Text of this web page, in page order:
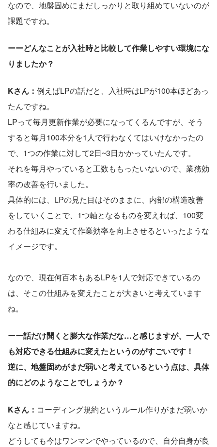
なので、地盤固めにまだしっかりと取り組めていないのが
課題ですね。
ーーどんなことが入社時と比較して作業しやすい環境にな
りましたか？
Kさん： 例えばLPの話だと、入社時はLPが100本ほどあっ
たんですね。
LPって毎月更新作業が必要になってくるんですが、そう
すると毎月100本分を1人で行わなくてはいけなかったの
で、1つの作業に対して2日~3日かかっていたんです。
それを毎月やっていると工数ももったいないので、業務効
率の改善を行いました。
具体的には、LPの見た目はそのままに、内部の構造改善
をしていくことで、1つ軸となるものを変えれば、100変
わる仕組みに変えて作業効率を向上させるといったような
イメージです。
なので、現在何百本もあるLPを1人で対応できているの
は、そこの仕組みを変えたことが大きいと考えています
ね。
ーー話だけ聞くと膨大な作業だな…と感じますが、一人で
も対応できる仕組みに変えたというのがすごいです！
逆に、地盤固めがまだ弱いと考えているという点は、具体
的にどのようなことでしょうか？
Kさん： コーディング規約というルール作りがまだ弱いか
なと感じていますね。
どうしても今はワンマンでやっているので、自分自身が良